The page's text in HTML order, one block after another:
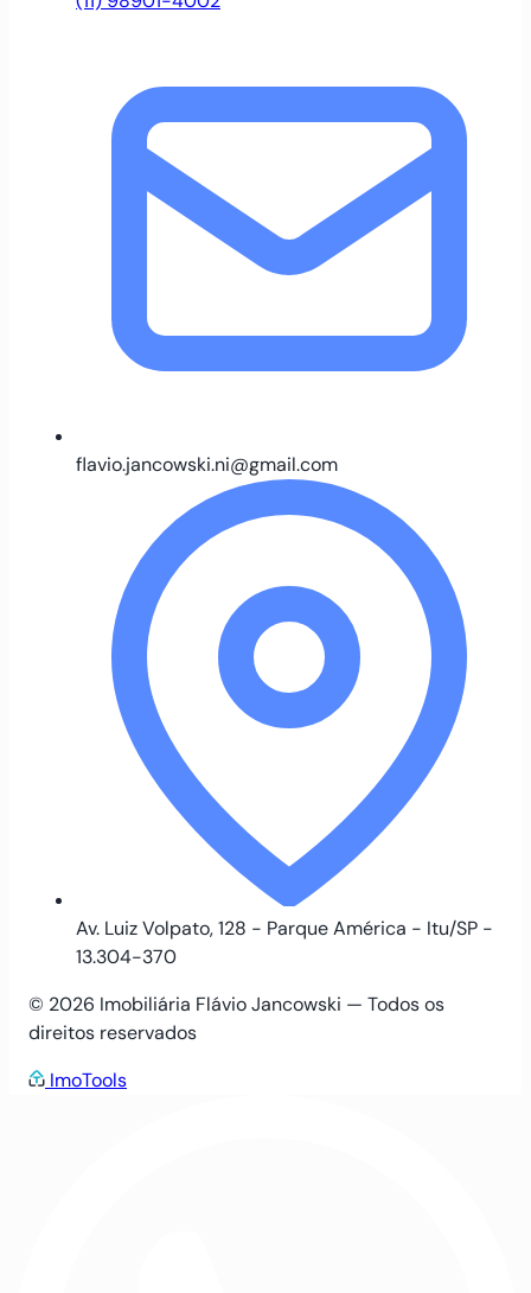
flavio.jancowski.ni@gmail.com
Av. Luiz Volpato, 128 - Parque América - Itu/SP -
13.304-370
© 2026 Imobiliária Flávio Jancowski — Todos os
direitos reservados
ImoTools